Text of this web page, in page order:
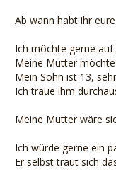
Ab wann habt ihr
Ich möchte gerne auf
Meine Mutter
Mein Sohn ist 13,
Ich traue ihm
Meine Mutter wäre
Ich würde gerne ein
Er selbst traut sich